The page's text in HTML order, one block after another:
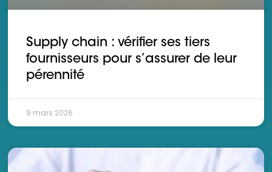
Supply chain : vérifier ses tiers
fournisseurs pour s’assurer de leur
pérennité
9 mars 2026